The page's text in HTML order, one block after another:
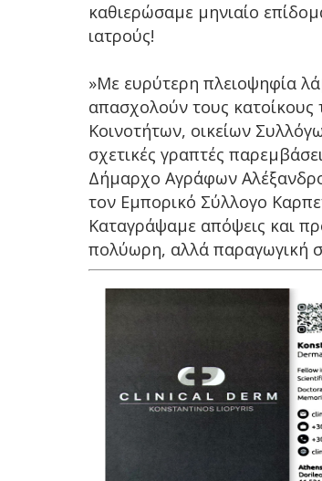
καθιερώσαμε μηνιαίο
ιατρούς!
»Με ευρύτερη πλειοψηφία
απασχολούν τους
Κοινοτήτων, οικείων
σχετικές γραπτές
Δήμαρχο Αγράφων
τον Εμπορικό Σύλλογο
Καταγράψαμε απόψεις και
πολύωρη, αλλά παραγωγική